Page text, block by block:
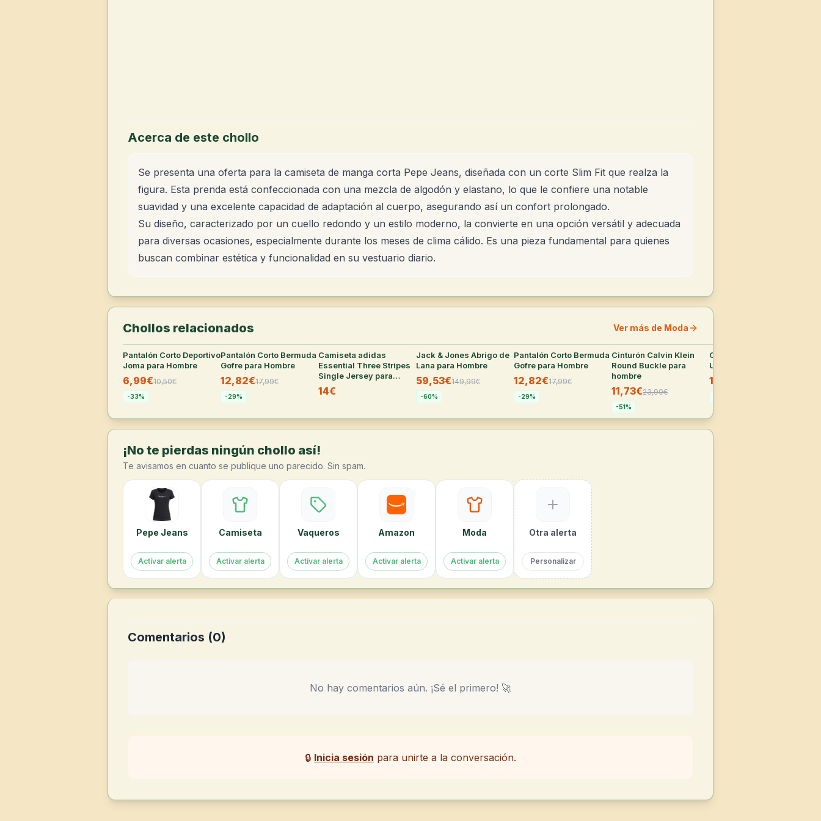
Acerca de este chollo
Se presenta una oferta para la camiseta de manga corta Pepe Jeans, diseñada con un corte Slim Fit que realza la
figura. Esta prenda está confeccionada con una mezcla de algodón y elastano, lo que le confiere una notable
suavidad y una excelente capacidad de adaptación al cuerpo, asegurando así un confort prolongado.
Su diseño, caracterizado por un cuello redondo y un estilo moderno, la convierte en una opción versátil y adecuada
para diversas ocasiones, especialmente durante los meses de clima cálido. Es una pieza fundamental para quienes
buscan combinar estética y funcionalidad en su vestuario diario.
Chollos relacionados Ver más de Moda
35°
Pantalón Corto Deportivo
Joma para Hombre
6,99€10,50€
-33%
30°
Pantalón Corto Bermuda
Gofre para Hombre
12,82€17,99€
-29%
Camiseta adidas
Essential Three Stripes
Single Jersey para
hombre (varias tallas)
14€
28°
Jack & Jones Abrigo de
Lana para Hombre
59,53€149,99€
-60%
28°
Pantalón Corto Bermuda
Gofre para Hombre
12,82€17,99€
-29%
25
Cinturón Calvin Klein
Round Buckle para
hombre
11,73€23,90€
-51%
Camiseta deportiva
Under Armour Tech 20
14,95€
¡No te pierdas ningún chollo así!
Te avisamos en cuanto se publique uno parecido. Sin spam.
Pepe Jeans
Activar alerta
Camiseta
Activar alerta
Vaqueros
Activar alerta
Amazon
Activar alerta
Moda
Activar alerta
Otra alerta
Personalizar
Comentarios (0)
No hay comentarios aún. ¡Sé el primero! 🚀
🔒 Inicia sesión para unirte a la conversación.